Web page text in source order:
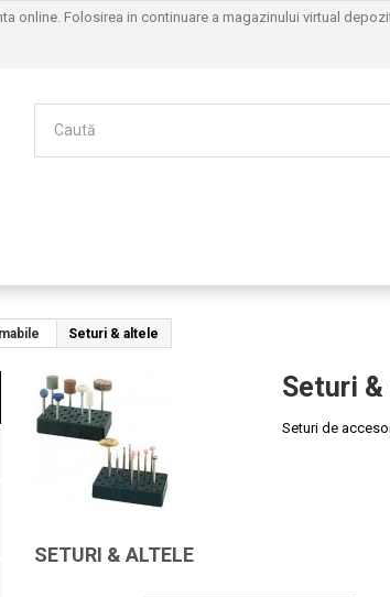
Seturi & altele
Seturi
Seturi de
SETURI & ALTELE
Vizionare
online. Folosirea in continuare a magazinului virtual